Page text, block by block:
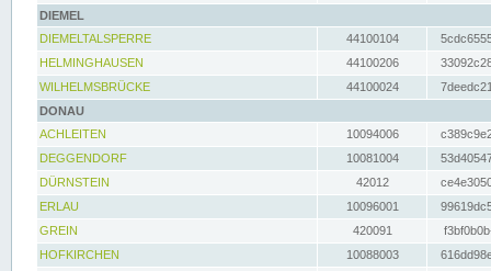
DIEMEL
DIEMELTALSPERRE
44100104
HELMINGHAUSEN
44100206
WILHELMSBRÜCKE
44100024
DONAU
ACHLEITEN
10094006
DEGGENDORF
10081004
DÜRNSTEIN
42012
ERLAU
10096001
GREIN
420091
HOFKIRCHEN
10088003